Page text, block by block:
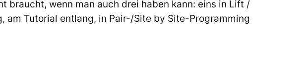
braucht, wenn man auch drei haben kann: eins in Lift /
am Tutorial entlang, in Pair-/Site by Site-Programming